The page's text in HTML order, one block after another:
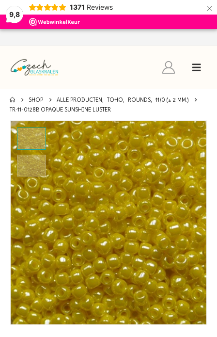
9,8
1371 Reviews ×
SHOP ALLE PRODUCTEN, TOHO, ROUNDS, 11/0 (± 2 MM.)
TR-11-0128B OPAQUE SUNSHINE LUSTER